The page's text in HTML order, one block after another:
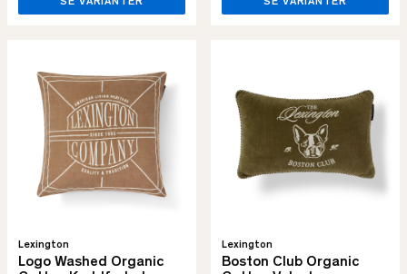
Lexington
Logo Washed Organic
Lexington
Boston Club Organic